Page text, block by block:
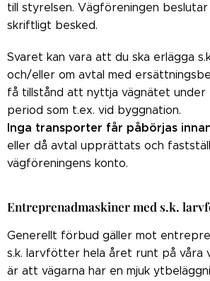
till styrelsen. Vägföreningen
skriftligt besked.
Svaret kan vara att du ska erlägga
och/eller om avtal med
få tillstånd att nyttja vägnätet under
period som t.ex. vid byggnation.
Inga transporter får påbörjas
eller då avtal upprättats och
vägföreningens konto.
Entreprenadmaskiner med s.k.
Generellt förbud gäller mot
s.k. larvfötter hela året runt på våra
är att vägarna har en mjuk